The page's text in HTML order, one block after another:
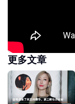
更多文章